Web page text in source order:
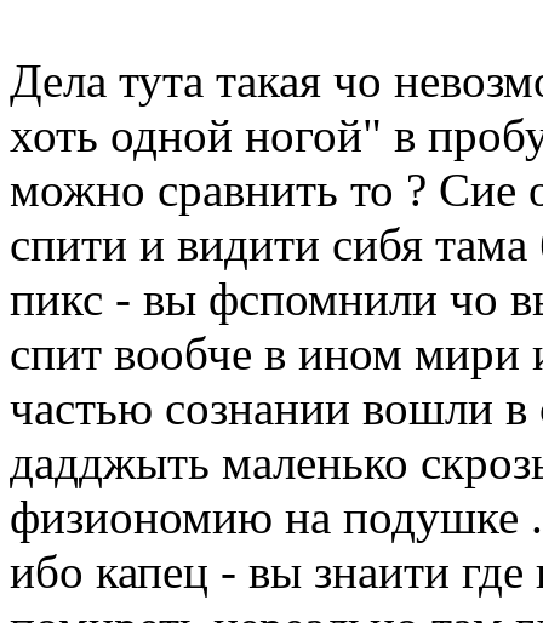
Дела тута такая чо
хоть одной ногой" в
можно сравнить то ?
спити и видити сибя тама
пикс - вы фспомнили чо
спит вообче в ином
частью сознании вошли в
дадджыть маленько
физиономию на подушке
ибо капец - вы знаити